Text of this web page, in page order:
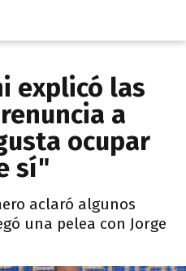
explicó las
a
ocupar
sí"
aclaró algunos
una pelea con Jorge